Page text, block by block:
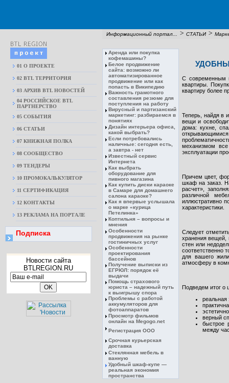
Информационный портал... > СТАТЬИ >
01 О ПРОЕКТЕ
02 BTL ТЕРРИТОРИЯ
03 АРХИВ BTL НОВОСТЕЙ
04 РОССИЙСКОЕ BTL
ПАРТНЕРСТВО
05 СОБЫТИЯ
06 СТАТЬИ
07 КНИЖНАЯ ПОЛКА
08 CООБЩЕСТВО
09 ТЕНДЕРЫ
10 ПРОМОКАЛЬКУЛЯТОР
11 СЕРТИФИКАЦИЯ
12 КОНТАКТЫ
13 РЕКЛАМА НА ПОРТАЛЕ
Подписка
Новости сайта
BTLREGION.RU
Аренда или покупка
кофемашины?
Белое продвижение
сайта: возможно ли
автоматизированное
продвижение или как
попасть в Википедию
Важность грамотного
составления резюме для
поступления на работу
Вирусный и партизанский
маркетинг: разбираемся в
понятиях
Дизайн интерьера офиса,
какой выбрать?
Если потребовались
наличные: сегодня есть,
а завтра - нет
Известный сервис
Интернета
Как выбрать
оборудование для
пивного магазина
Как купить диски караоке
в Самаре для домашнего
салона караоке?
Как я впервые услышала
о марке «курица
Петелинка»
Коптильня – вопросы и
мнения
Особенности
продвижения на рынке
гостиничных услуг
Особенности
проектирования
бассейнов
Получение выписки из
ЕГРЮЛ: порядок её
выдачи
Помощь страхового
юриста – надежный путь
к выигрышу спора
Проблемы с работой
аккумуляторов для
фотоаппаратов
Просмотр фильмов
онлайн на Megogo.net
Регистрация ООО
Срочная курьерская
доставка
Стеклянная мебель в
ванную
Удобный шкаф-купе —
реальная экономия
пространства
С современным
квартиры.
квартиру более
Теперь, найдя в
вещи и
дома: кухне,
механизмом
эксплуатации
Причем цвет,
шкаф на заказ.
расчет»,
различной
иллюстративно
характеристики.
Следует
хранения вещей,
стен или
соответственно
для вашего
атмосферу в
Подведем итог о
реальная
верный
быстрое
между